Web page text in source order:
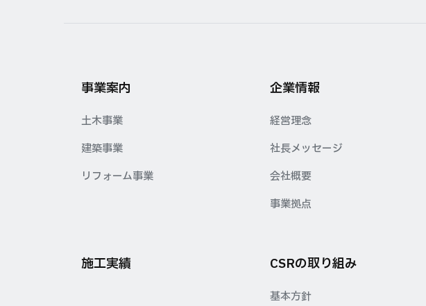
事業案内
土木事業
建築事業
リフォーム事業
企業情報
経営理念
社長メッセージ
会社概要
事業拠点
施工実績 CSRの取り組み
基本方針